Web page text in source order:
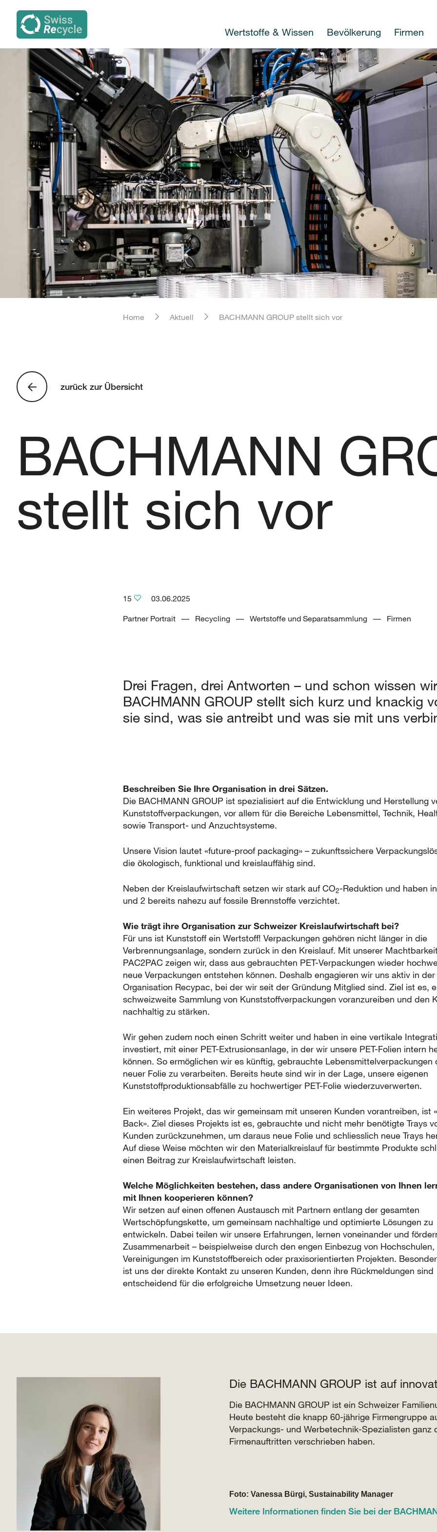
Wertstoffe & Wissen Bevölkerung Firmen
Home Aktuell BACHMANN GROUP stellt sich vor
zurück zur Übersicht
BACHMANN
stellt sich vor
15 03.06.2025
Partner Portrait –– Recycling –– Wertstoffe und Separatsammlung –– Firmen
Drei Fragen, drei Antworten – und schon wissen
BACHMANN GROUP stellt sich kurz und knackig
sie sind, was sie antreibt und was sie mit uns
Beschreiben Sie Ihre Organisation in drei Sätzen.
Die BACHMANN GROUP ist spezialisiert auf die Entwicklung und Herstellung
Kunststoffverpackungen, vor allem für die Bereiche Lebensmittel, Technik,
sowie Transport- und Anzuchtsysteme.
Unsere Vision lautet «future-proof packaging» – zukunftssichere
die ökologisch, funktional und kreislauffähig sind.
Neben der Kreislaufwirtschaft setzen wir stark auf CO2-Reduktion und haben
und 2 bereits nahezu auf fossile Brennstoffe verzichtet.
Wie trägt ihre Organisation zur Schweizer Kreislaufwirtschaft bei?
Für uns ist Kunststoff ein Wertstoff! Verpackungen gehören nicht länger in die
Verbrennungsanlage, sondern zurück in den Kreislauf. Mit unserer
PAC2PAC zeigen wir, dass aus gebrauchten PET-Verpackungen wieder
neue Verpackungen entstehen können. Deshalb engagieren wir uns aktiv in der
Organisation Recypac, bei der wir seit der Gründung Mitglied sind. Ziel ist es,
schweizweite Sammlung von Kunststoffverpackungen voranzureiben und den
nachhaltig zu stärken.
Wir gehen zudem noch einen Schritt weiter und haben in eine vertikale
investiert, mit einer PET-Extrusionsanlage, in der wir unsere PET-Folien intern
können. So ermöglichen wir es künftig, gebrauchte Lebensmittelverpackungen
neuer Folie zu verarbeiten. Bereits heute sind wir in der Lage, unsere eigenen
Kunststoffproduktionsabfälle zu hochwertiger PET-Folie wiederzuverwerten.
Ein weiteres Projekt, das wir gemeinsam mit unseren Kunden vorantreiben, ist
Back». Ziel dieses Projekts ist es, gebrauchte und nicht mehr benötigte Trays
Kunden zurückzunehmen, um daraus neue Folie und schliesslich neue Trays
Auf diese Weise möchten wir den Materialkreislauf für bestimmte Produkte
einen Beitrag zur Kreislaufwirtschaft leisten.
Welche Möglichkeiten bestehen, dass andere Organisationen von Ihnen
mit Ihnen kooperieren können?
Wir setzen auf einen offenen Austausch mit Partnern entlang der gesamten
Wertschöpfungskette, um gemeinsam nachhaltige und optimierte Lösungen zu
entwickeln. Dabei teilen wir unsere Erfahrungen, lernen voneinander und
Zusammenarbeit – beispielweise durch den engen Einbezug von Hochschulen,
Vereinigungen im Kunststoffbereich oder praxisorientierten Projekten.
ist uns der direkte Kontakt zu unseren Kunden, denn ihre Rückmeldungen sind
entscheidend für die erfolgreiche Umsetzung neuer Ideen.
Die BACHMANN GROUP ist auf
Die BACHMANN GROUP ist ein Schweizer
Heute besteht die knapp 60-jährige Firmengruppe
Verpackungs- und Werbetechnik-Spezialisten
Firmenauftritten verschrieben haben.
Foto: Vanessa Bürgi, Sustainability Manager
Weitere Informationen finden Sie bei der